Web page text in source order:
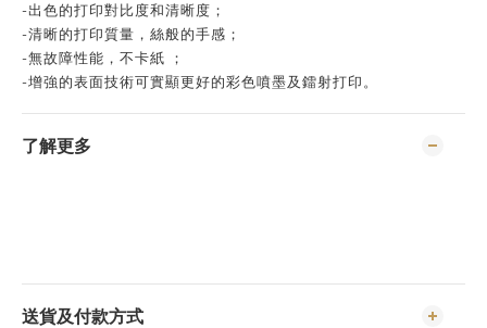
-出色的打印對比度和清晰度；
-清晰的打印質量，絲般的手感；
-無故障性能，不卡紙 ；
-增強的表面技術可實顯更好的彩色噴墨及鐳射打印。
了解更多
送貨及付款方式